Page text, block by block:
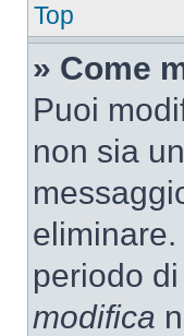
Top
» Come
Puoi
non sia
periodo
modifica